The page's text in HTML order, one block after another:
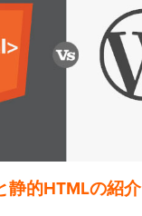
静的HTMLの紹介